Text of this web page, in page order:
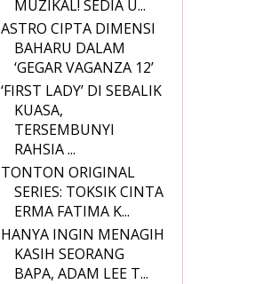
MUZIKAL! SEDIA U...
ASTRO CIPTA DIMENSI
BAHARU DALAM
‘GEGAR VAGANZA 12’
‘FIRST LADY’ DI SEBALIK
KUASA,
TERSEMBUNYI
RAHSIA ...
TONTON ORIGINAL
SERIES: TOKSIK CINTA
ERMA FATIMA K...
HANYA INGIN MENAGIH
KASIH SEORANG
BAPA, ADAM LEE T...